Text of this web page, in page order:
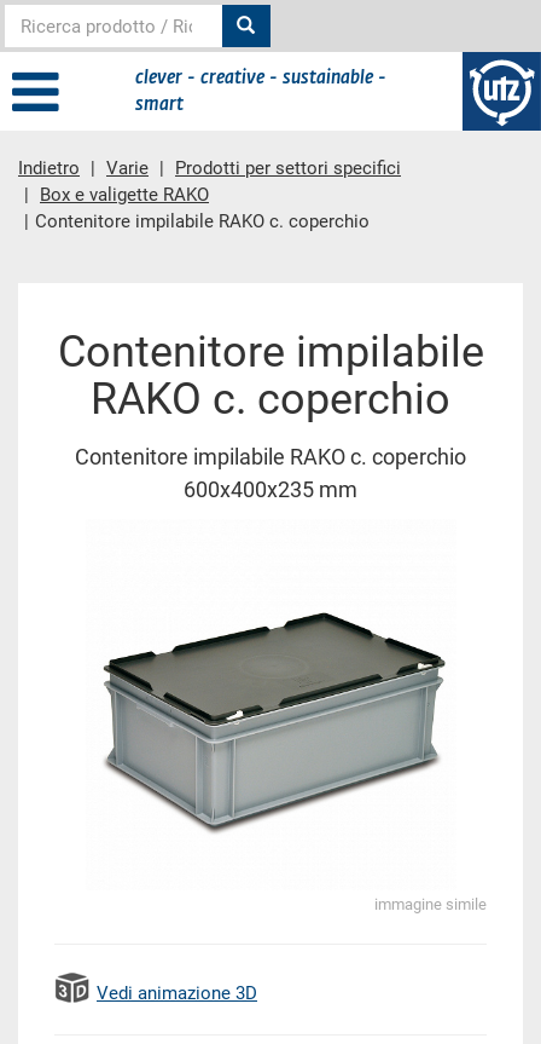
clever - creative - sustainable -
smart
Indietro Varie
Prodotti per settori specifici
Box e valigette RAKO
Contenitore impilabile RAKO c. coperchio
Contenitore impilabile
RAKO c. coperchio
Contenitore impilabile RAKO c. coperchio
600x400x235 mm
immagine simile
Vedi animazione 3D